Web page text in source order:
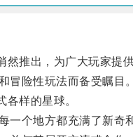
推出，为广大玩家提供
险性玩法而备受瞩目。
样的星球。
个地方都充满了新奇和